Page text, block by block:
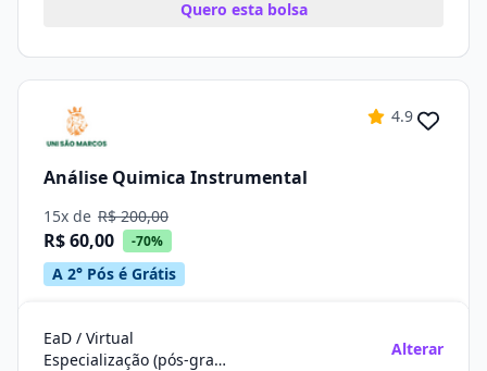
Quero esta bolsa
4.9
Análise Quimica Instrumental
15x de R$ 200,00
R$ 60,00 -70%
A 2° Pós é Grátis
EaD / Virtual
Especialização (pós-graduação)
Alterar